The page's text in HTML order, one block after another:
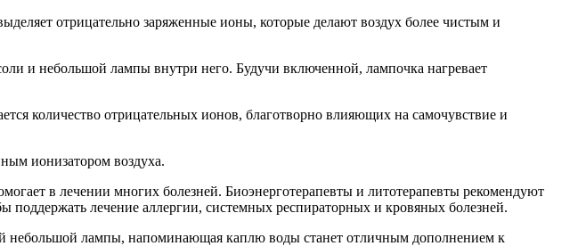
отрицательно заряженные ионы, которые делают воздух более чистым и
и небольшой лампы внутри него. Будучи включенной, лампочка нагревает
количество отрицательных ионов, благотворно влияющих на самочувствие и
ионизатором воздуха.
в лечении многих болезней. Биоэнерготерапевты и литотерапевты рекомендуют
поддержать лечение аллергии, системных респираторных и кровяных болезней.
небольшой лампы, напоминающая каплю воды станет отличным дополнением к